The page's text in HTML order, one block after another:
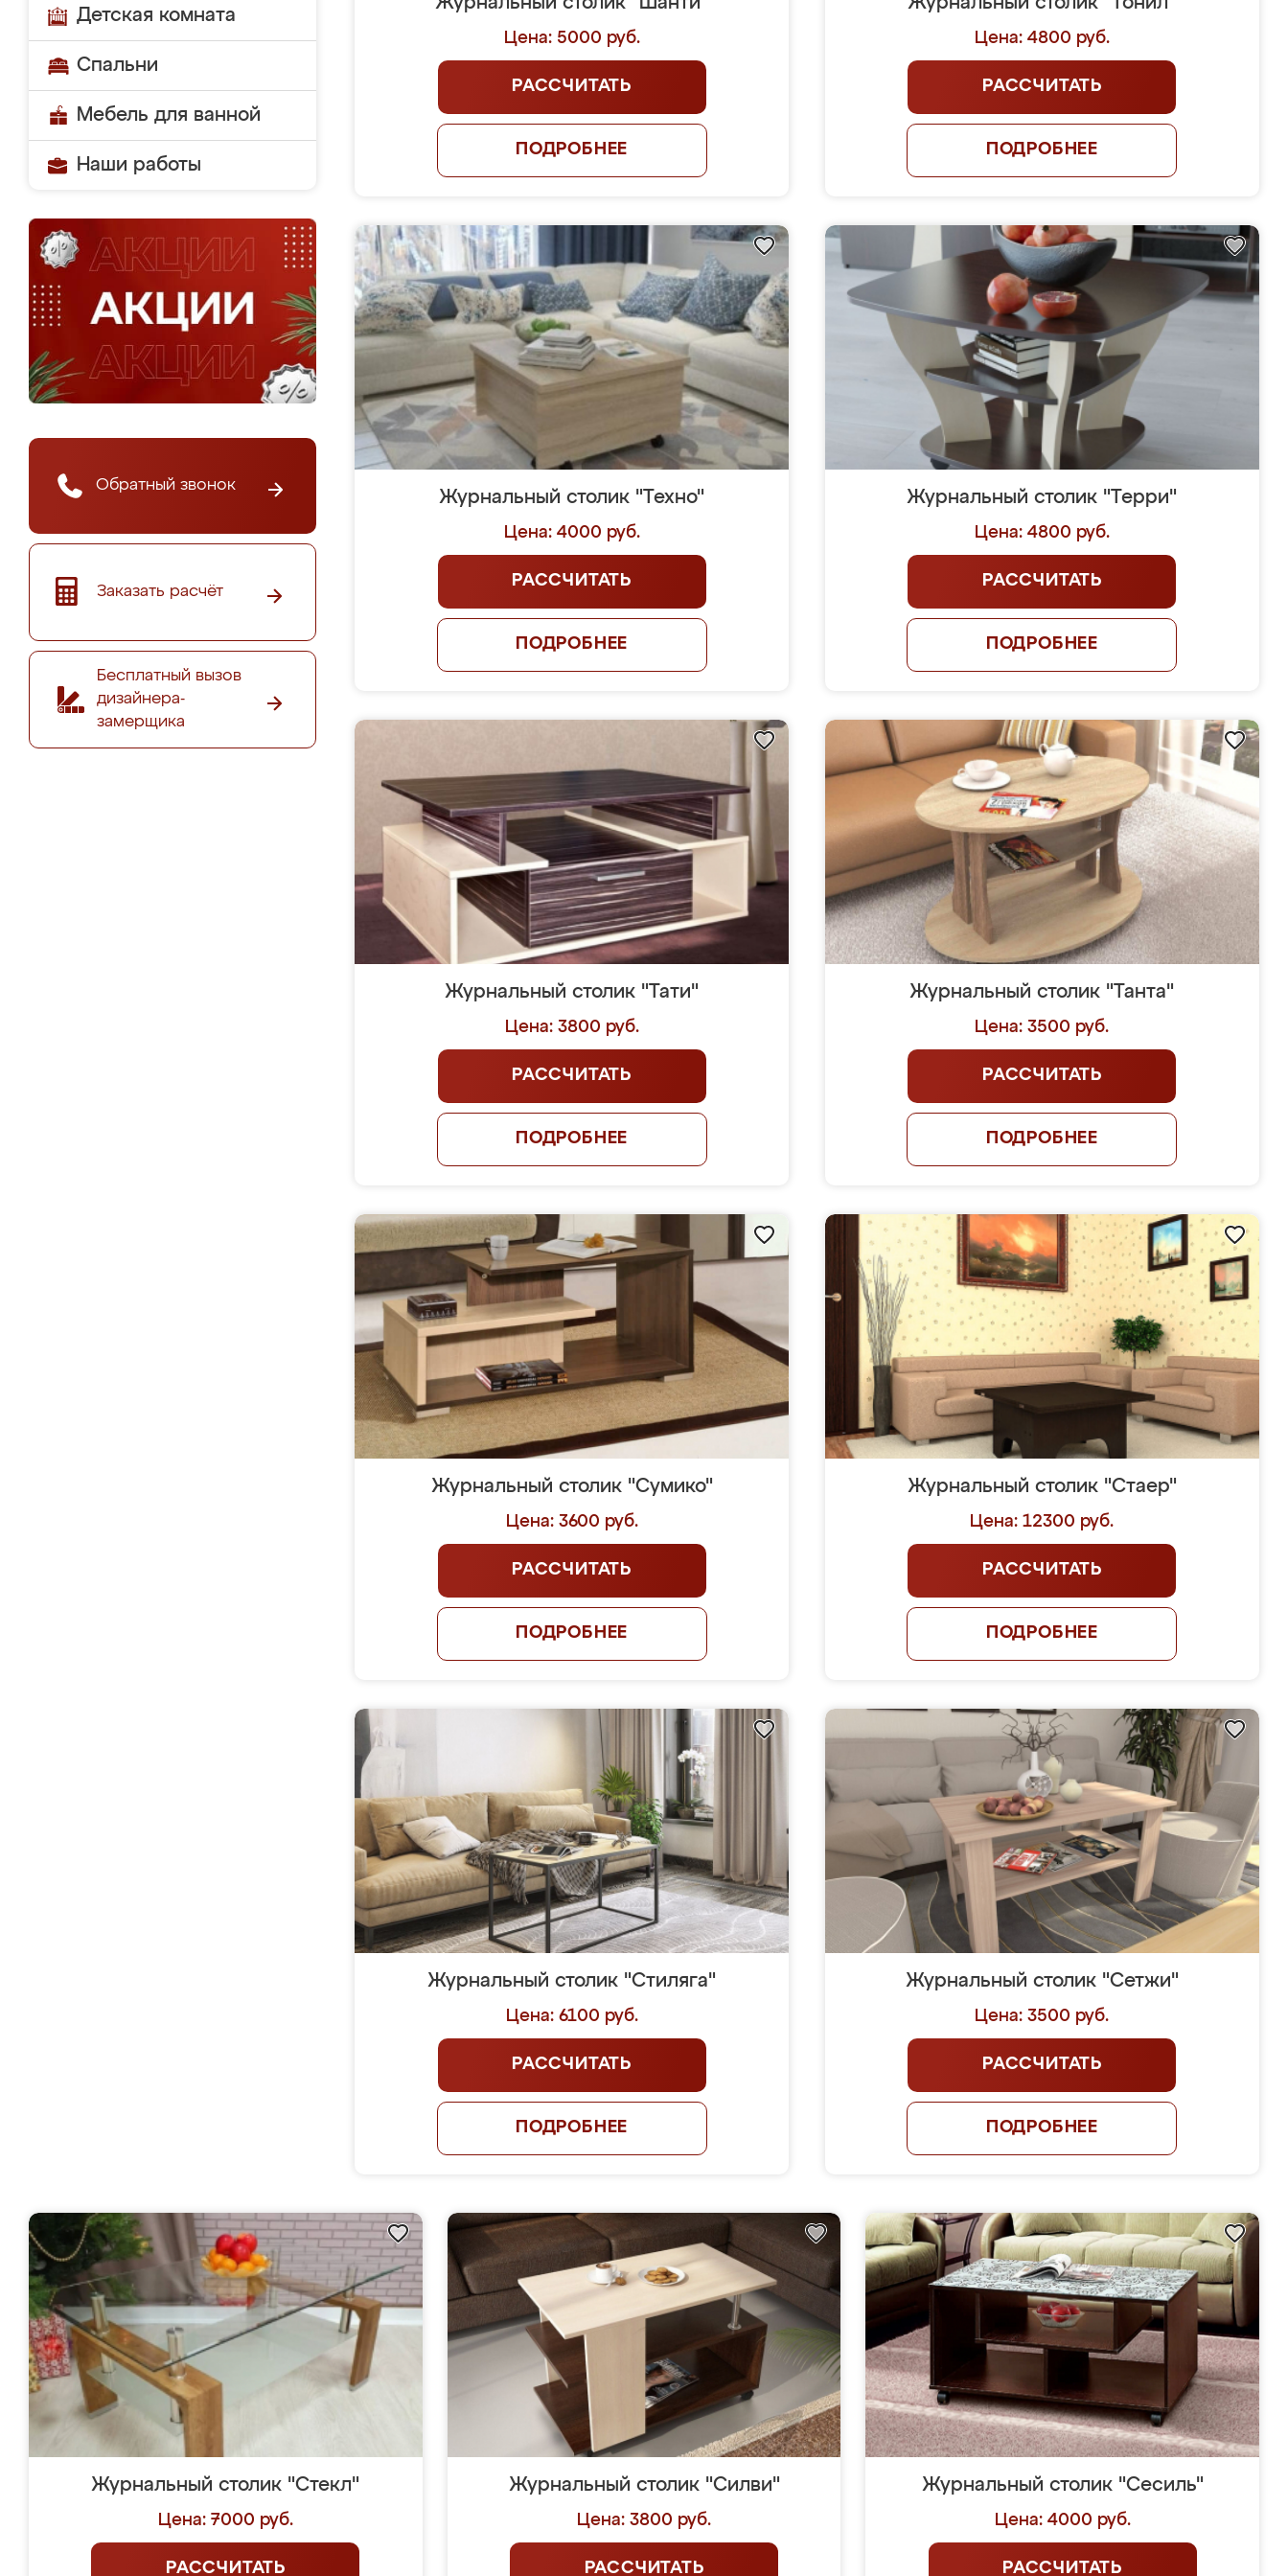
Детская комната
Спальни
Мебель для ванной
Наши работы
Обратный звонок
Заказать расчёт
Бесплатный вызов
дизайнера-
замерщика
Цена: 5000 руб.
РАССЧИТАТЬ
ПОДРОБНЕЕ
Цена: 4800 руб.
РАССЧИТАТЬ
ПОДРОБНЕЕ
Журнальный столик "Техно"
Цена: 4000 руб.
РАССЧИТАТЬ
ПОДРОБНЕЕ
Журнальный столик "Терри"
Цена: 4800 руб.
РАССЧИТАТЬ
ПОДРОБНЕЕ
Журнальный столик "Тати"
Цена: 3800 руб.
РАССЧИТАТЬ
ПОДРОБНЕЕ
Журнальный столик "Танта"
Цена: 3500 руб.
РАССЧИТАТЬ
ПОДРОБНЕЕ
Журнальный столик "Сумико"
Цена: 3600 руб.
РАССЧИТАТЬ
ПОДРОБНЕЕ
Журнальный столик "Стаер"
Цена: 12300 руб.
РАССЧИТАТЬ
ПОДРОБНЕЕ
Журнальный столик "Стиляга"
Цена: 6100 руб.
РАССЧИТАТЬ
ПОДРОБНЕЕ
Журнальный столик "Сетжи"
Цена: 3500 руб.
РАССЧИТАТЬ
ПОДРОБНЕЕ
Журнальный столик "Стекл"
Цена: 7000 руб.
РАССЧИТАТЬ
Журнальный столик "Силви"
Цена: 3800 руб.
РАССЧИТАТЬ
Журнальный столик "Сесиль"
Цена: 4000 руб.
РАССЧИТАТЬ